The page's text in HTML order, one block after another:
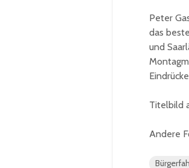
Peter
das
und
Titelbild
Andere